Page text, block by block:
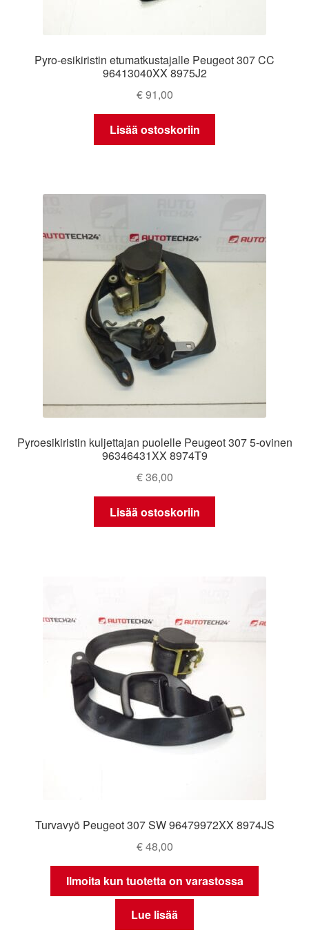
Pyro-esikiristin etumatkustajalle Peugeot 307 CC
96413040XX 8975J2
€91,00
Lisää ostoskoriin
Pyroesikiristin kuljettajan puolelle Peugeot 307 5-ovinen
96346431XX 8974T9
€36,00
Lisää ostoskoriin
Turvavyö Peugeot 307 SW 96479972XX 8974JS
€48,00
Ilmoita kun tuotetta on varastossa
Lue lisää